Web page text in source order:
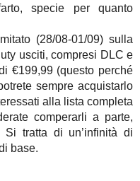
specie per quanto
(28/08-01/09) sulla
usciti, compresi DLC e
€199,99 (questo perché
sempre acquistarlo
alla lista completa
comperarli a parte,
Si tratta di un’infinità di
base.